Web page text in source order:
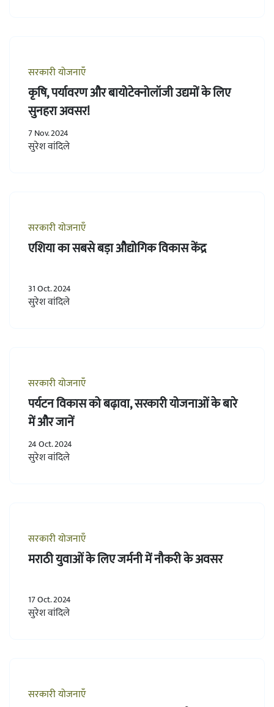
सरकारी योजनाएँ
कृषि, पर्यावरण और बायोटेक्नोलॉजी उद्यमों के लिए
सुनहरा अवसर!
7 Nov. 2024
सुरेश वांदिले
सरकारी योजनाएँ
एशिया का सबसे बड़ा औद्योगिक विकास केंद्र
31 Oct. 2024
सुरेश वांदिले
सरकारी योजनाएँ
पर्यटन विकास को बढ़ावा, सरकारी योजनाओं के बारे
में और जानें
24 Oct. 2024
सुरेश वांदिले
सरकारी योजनाएँ
मराठी युवाओं के लिए जर्मनी में नौकरी के अवसर
17 Oct. 2024
सुरेश वांदिले
सरकारी योजनाएँ